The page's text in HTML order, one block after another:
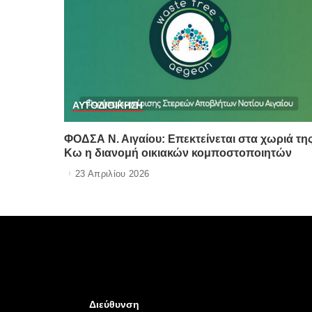
ΑΥΤΟΔΙΟΙΚΗΣΗ
ΦΟΔΣΑ Ν. Αιγαίου: Επεκτείνεται στα χωριά
Κω η διανομή οικιακών κομποστοποιητών
23 Απριλίου 2026
Διεύθυνση